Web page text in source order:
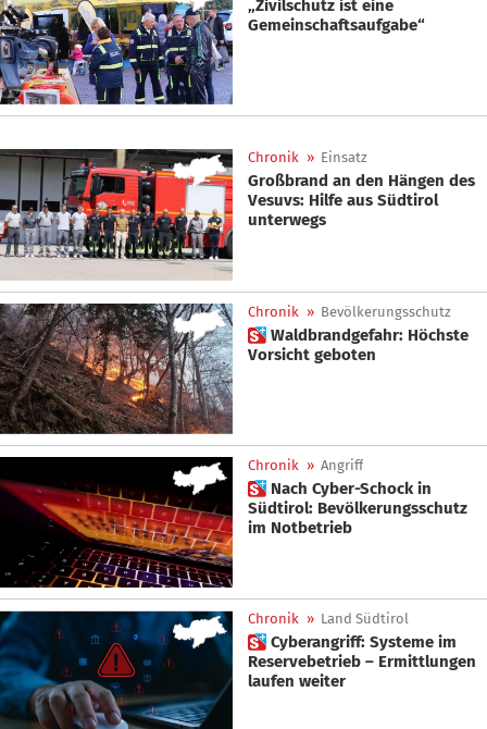
„Zivilschutz ist eine
Gemeinschaftsaufgabe“
Chronik » Einsatz
Großbrand an den Hängen des
Vesuvs: Hilfe aus Südtirol
unterwegs
Chronik » Bevölkerungsschutz
 Waldbrandgefahr: Höchste
Vorsicht geboten
Chronik » Angriff
 Nach Cyber-Schock in
Südtirol: Bevölkerungsschutz
im Notbetrieb
Chronik » Land Südtirol
 Cyberangriff: Systeme im
Reservebetrieb – Ermittlungen
laufen weiter